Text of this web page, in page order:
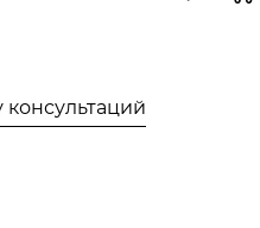
консультаций